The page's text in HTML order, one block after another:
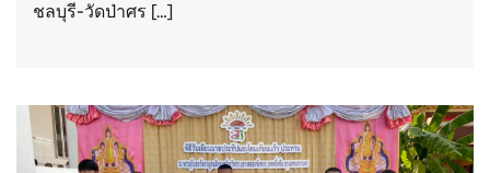
ชลบุรี-วัดป่าศร […]